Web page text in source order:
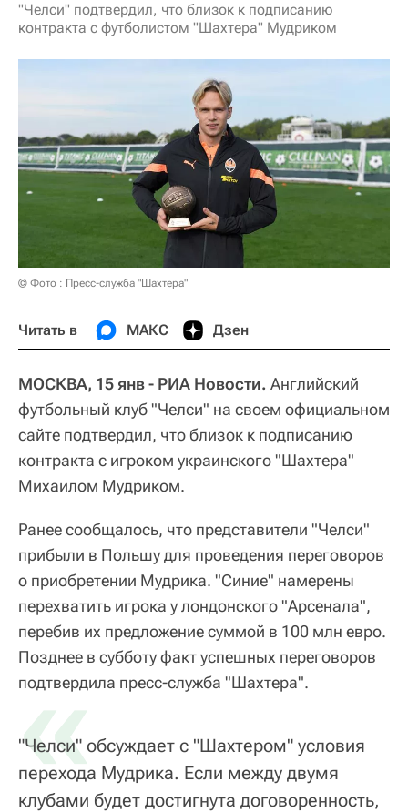
"Челси" подтвердил, что близок к подписанию
контракта с футболистом "Шахтера" Мудриком
© Фото : Пресс-служба "Шахтера"
Читать в МАКС Дзен
МОСКВА, 15 янв - РИА Новости. Английский
футбольный клуб "Челси" на своем официальном
сайте подтвердил, что близок к подписанию
контракта с игроком украинского "Шахтера"
Михаилом Мудриком.
Ранее сообщалось, что представители "Челси"
прибыли в Польшу для проведения переговоров
о приобретении Мудрика. "Синие" намерены
перехватить игрока у лондонского "Арсенала",
перебив их предложение суммой в 100 млн евро.
Позднее в субботу факт успешных переговоров
подтвердила пресс-служба "Шахтера".
«
"Челси" обсуждает с "Шахтером" условия
перехода Мудрика. Если между двумя
клубами будет достигнута договоренность,